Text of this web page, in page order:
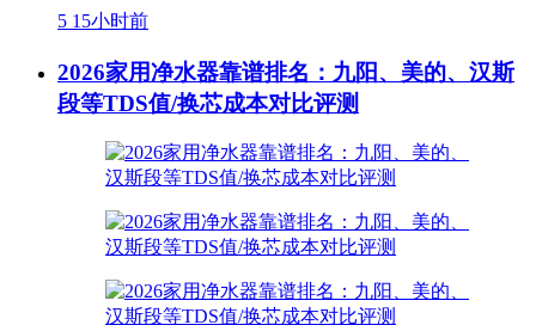
5 15小时前
2026家用净水器靠谱排名：九阳、美的、汉斯
段等TDS值/换芯成本对比评测